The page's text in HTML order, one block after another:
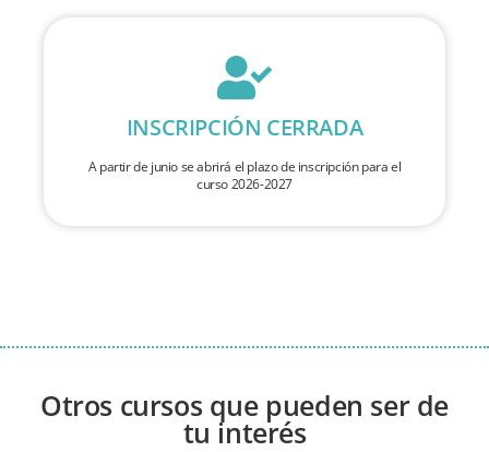
INSCRIPCIÓN CERRADA
A partir de junio se abrirá el plazo de inscripción para el
curso 2026-2027
Otros cursos que pueden ser de
tu interés